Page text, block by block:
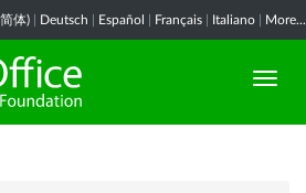
体) Deutsch Español Français Italiano More...